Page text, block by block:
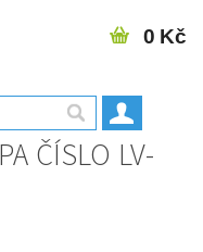
0 Kč
ČÍSLO LV-